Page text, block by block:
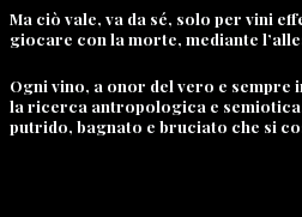
Ma ciò vale, va da sé, solo per vini
giocare con la morte, mediante
Ogni vino, a onor del vero e sempre
la ricerca antropologica e
putrido, bagnato e bruciato che si